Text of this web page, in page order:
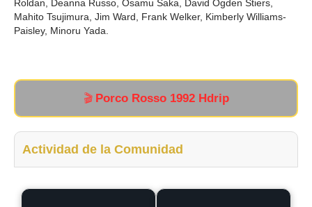
Roldan, Deanna Russo, Osamu Saka, David Ogden Stiers,
Mahito Tsujimura, Jim Ward, Frank Welker, Kimberly Williams-
Paisley, Minoru Yada.
🎬 Porco Rosso 1992 Hdrip
Actividad de la Comunidad